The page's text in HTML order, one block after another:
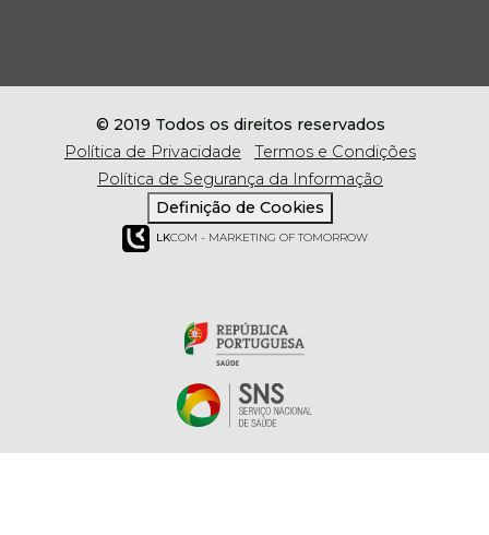
© 2019 Todos os direitos reservados
Política de Privacidade
Termos e Condições
Política de Segurança da Informação
Definição de Cookies
LKCOM - MARKETING OF TOMORROW